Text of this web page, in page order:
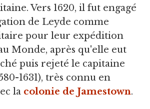
Vers 1620, il fut engagé
de Leyde comme
pour leur expédition
Monde, après qu'elle eut
puis rejeté le capitaine
1631), très connu en
la colonie de Jamestown.